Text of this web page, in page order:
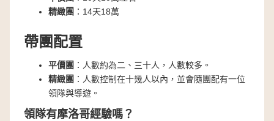
精緻團 ：14天18萬
帶團配置
平價團 ：人數約為二、三十人，人數較多。
精緻團 ：人數控制在十幾人以內，並會隨團配有一位
領隊與導遊。
領隊有摩洛哥經驗嗎？